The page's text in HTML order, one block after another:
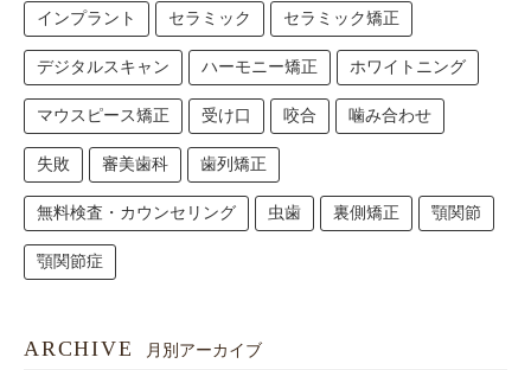
インプラント セラミック セラミック矯正
デジタルスキャン ハーモニー矯正 ホワイトニング
マウスピース矯正 受け口 咬合 噛み合わせ
失敗 審美歯科 歯列矯正
無料検査・カウンセリング 虫歯 裏側矯正 顎関節
顎関節症
ARCHIVE 月別アーカイブ